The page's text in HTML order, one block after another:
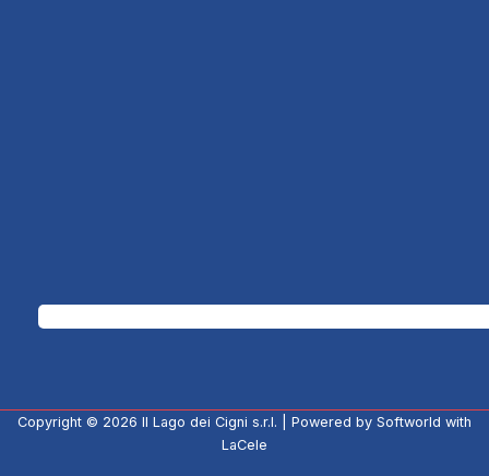
Copyright © 2026 Il Lago dei Cigni s.r.l. | Powered by Softworld with
LaCele